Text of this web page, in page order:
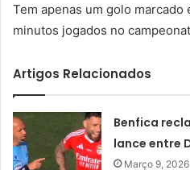
Tem apenas um golo
minutos jogados no
Artigos Relacionados
Benfica
lance entre
Março 9, 2026